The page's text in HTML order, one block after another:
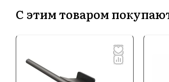
С этим товаром